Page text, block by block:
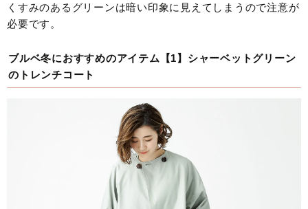
くすみのあるグリーンは暗い印象に見えてしまうので注意が
必要です。
ブルベ冬におすすめのアイテム【1】シャーベットグリーン
のトレンチコート